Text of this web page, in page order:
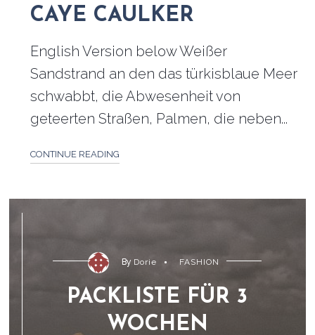
CAYE CAULKER
English Version below Weißer
Sandstrand an den das türkisblaue Meer
schwabbt, die Abwesenheit von
geteerten Straßen, Palmen, die neben...
CONTINUE READING
By Dorie FASHION
PACKLISTE FÜR 3
WOCHEN